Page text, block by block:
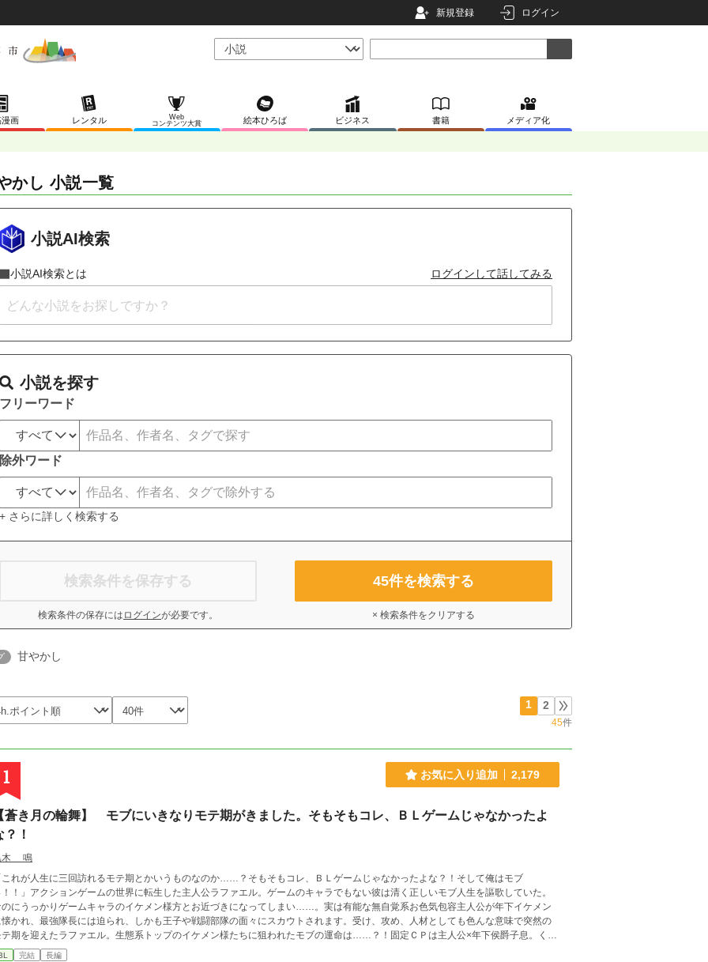
新規登録 ログイン
画 レンタル
Web
コンテンツ大賞
絵本ひろば ビジネス 書籍 メディア化
かし 小説一覧
小説AI検索
小説AI検索とは ログインして話してみる
小説を探す
フリーワード
除外ワード
+ さらに詳しく検索する
検索条件を保存する
検索条件の保存には ログインが必要です。
45件を検索する
× 検索条件をクリアする
甘やかし
1 2
45件
1 お気に入り追加 2,179
蒼き月の輪舞】 モブにいきなりモテ期がきました。そもそもコレ、ＢＬゲームじゃなかったよ
？！
木 鳴
これが人生に三回訪れるモテ期とかいうものなのか……？そもそもコレ、ＢＬゲームじゃなかったよな？！そして俺はモブ
！」アクションゲームの世界に転生した主人公ラファエル。ゲームのキャラでもない彼は清く正しいモブ人生を謳歌していた。
のにうっかりゲームキャラのイケメン様方とお近づきになってしまい……。実は有能な無自覚系お色気包容主人公が年下イケメン
かれ、最強隊長には迫られ、しかも王子や戦闘部隊の面々にスカウトされます。受け、攻め、人材としても色んな意味で突然の
テ期を迎えたラファエル。生態系トップのイケメン様たちに狙われたモブの運命は……？！固定ＣＰは主人公×年下侯爵子息。くっ
てからは甘めの溺愛。
完結 長編